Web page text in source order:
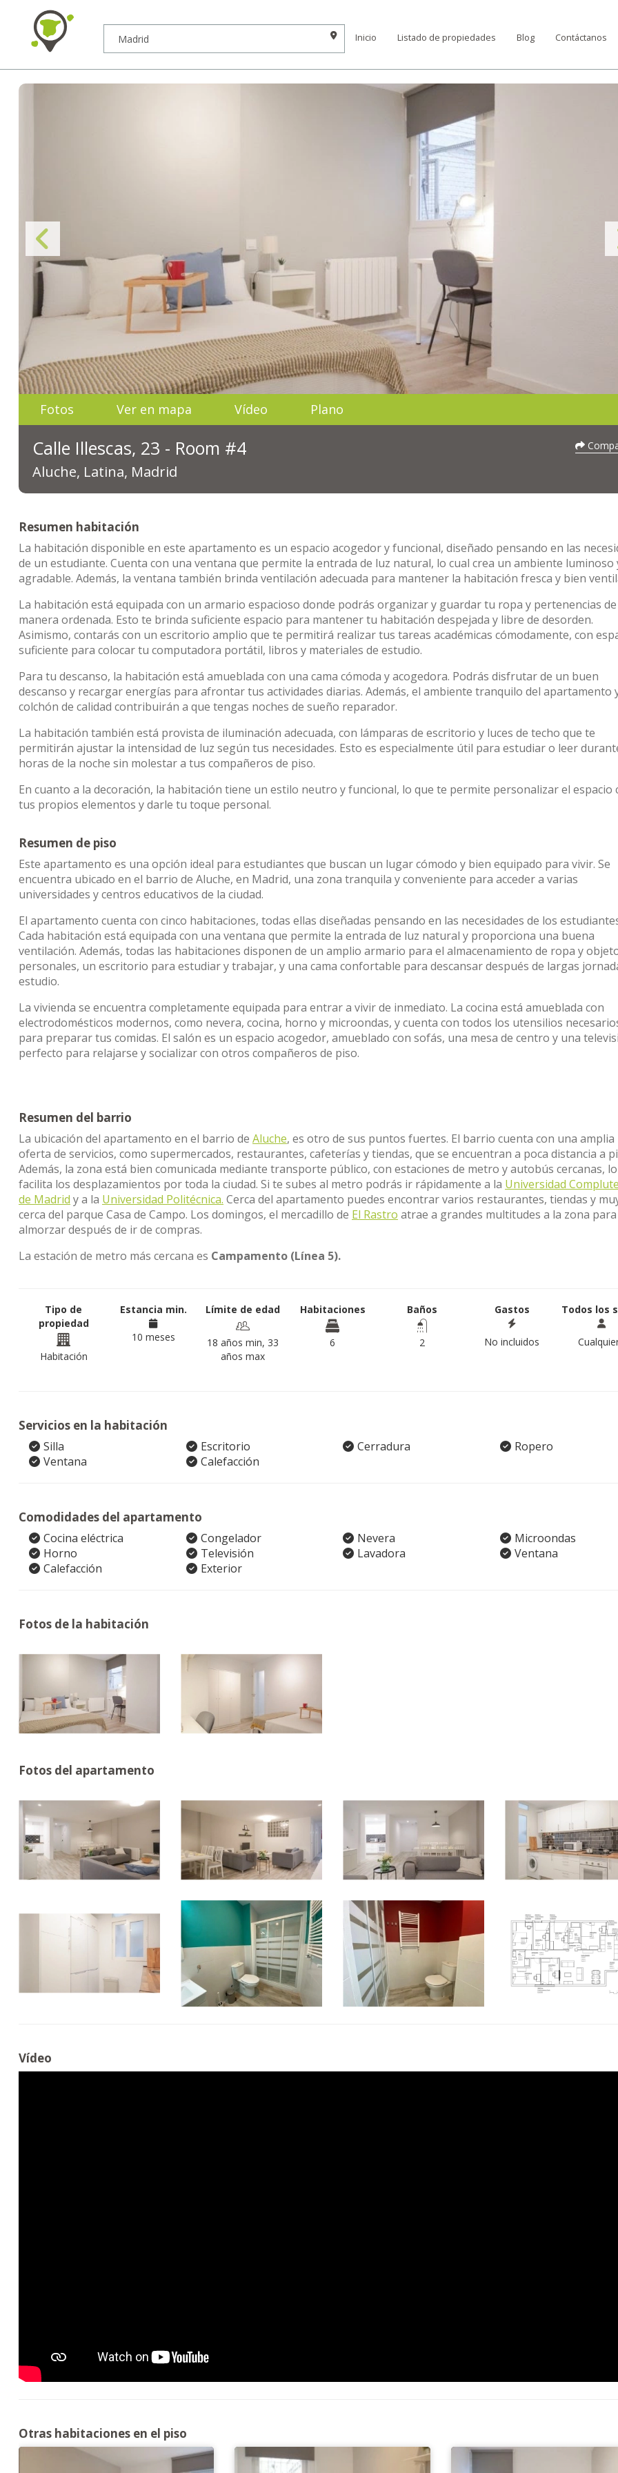
Inicio Listado de propiedades Blog Contáctanos
Fotos Ver en mapa Vídeo Plano
Calle Illescas, 23 - Room #4
Aluche, Latina, Madrid
Resumen habitación
La habitación disponible en este apartamento es un espacio acogedor y funcional, diseñado pensando en las
de un estudiante. Cuenta con una ventana que permite la entrada de luz natural, lo cual crea un ambiente luminoso
agradable. Además, la ventana también brinda ventilación adecuada para mantener la habitación fresca y bien
La habitación está equipada con un armario espacioso donde podrás organizar y guardar tu ropa y pertenencias de
manera ordenada. Esto te brinda suficiente espacio para mantener tu habitación despejada y libre de desorden.
Asimismo, contarás con un escritorio amplio que te permitirá realizar tus tareas académicas cómodamente, con
suficiente para colocar tu computadora portátil, libros y materiales de estudio.
Para tu descanso, la habitación está amueblada con una cama cómoda y acogedora. Podrás disfrutar de un buen
descanso y recargar energías para afrontar tus actividades diarias. Además, el ambiente tranquilo del apartamento
colchón de calidad contribuirán a que tengas noches de sueño reparador.
La habitación también está provista de iluminación adecuada, con lámparas de escritorio y luces de techo que te
permitirán ajustar la intensidad de luz según tus necesidades. Esto es especialmente útil para estudiar o leer
horas de la noche sin molestar a tus compañeros de piso.
En cuanto a la decoración, la habitación tiene un estilo neutro y funcional, lo que te permite personalizar el espacio
tus propios elementos y darle tu toque personal.
Resumen de piso
Este apartamento es una opción ideal para estudiantes que buscan un lugar cómodo y bien equipado para vivir. Se
encuentra ubicado en el barrio de Aluche, en Madrid, una zona tranquila y conveniente para acceder a varias
universidades y centros educativos de la ciudad.
El apartamento cuenta con cinco habitaciones, todas ellas diseñadas pensando en las necesidades de los
Cada habitación está equipada con una ventana que permite la entrada de luz natural y proporciona una buena
ventilación. Además, todas las habitaciones disponen de un amplio armario para el almacenamiento de ropa y
personales, un escritorio para estudiar y trabajar, y una cama confortable para descansar después de largas
estudio.
La vivienda se encuentra completamente equipada para entrar a vivir de inmediato. La cocina está amueblada con
electrodomésticos modernos, como nevera, cocina, horno y microondas, y cuenta con todos los utensilios
para preparar tus comidas. El salón es un espacio acogedor, amueblado con sofás, una mesa de centro y una
perfecto para relajarse y socializar con otros compañeros de piso.
Resumen del barrio
La ubicación del apartamento en el barrio de Aluche, es otro de sus puntos fuertes. El barrio cuenta con una amplia
oferta de servicios, como supermercados, restaurantes, cafeterías y tiendas, que se encuentran a poca distancia a
Además, la zona está bien comunicada mediante transporte público, con estaciones de metro y autobús cercanas,
facilita los desplazamientos por toda la ciudad. Si te subes al metro podrás ir rápidamente a la Universidad
de Madrid y a la Universidad Politécnica. Cerca del apartamento puedes encontrar varios restaurantes, tiendas y
cerca del parque Casa de Campo. Los domingos, el mercadillo de El Rastro atrae a grandes multitudes a la zona para
almorzar después de ir de compras.
La estación de metro más cercana es Campamento (Línea 5).
Tipo de
propiedad
Habitación
Estancia min.
10 meses
Límite de edad
18 años min, 33
años max
Habitaciones
6
Baños
2
Gastos
No incluidos
Todos los
Servicios en la habitación
Silla Escritorio Cerradura
Ropero
Ventana
Calefacción
Comodidades del apartamento
Cocina eléctrica Congelador Nevera
Microondas
Horno
Televisión Lavadora
Ventana
Calefacción
Exterior
Fotos de la habitación
Fotos del apartamento
Vídeo
Otras habitaciones en el piso